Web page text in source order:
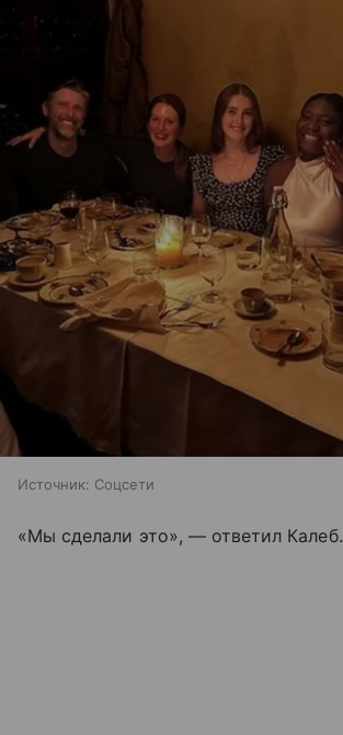
Источник: Соцсети
«Мы сделали это», — ответил Калеб.